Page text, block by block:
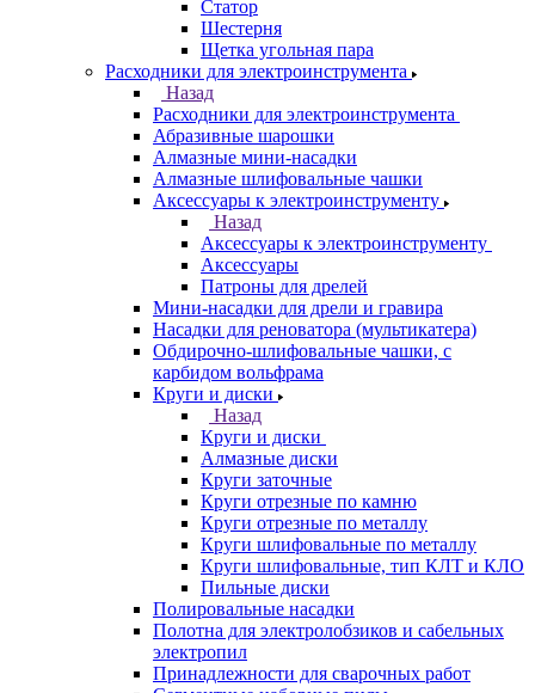
Статор
Шестерня
Щетка угольная пара
Расходники для электроинструмента
Назад
Расходники для электроинструмента
Абразивные шарошки
Алмазные мини-насадки
Алмазные шлифовальные чашки
Аксессуары к электроинструменту
Назад
Аксессуары к электроинструменту
Аксессуары
Патроны для дрелей
Мини-насадки для дрели и гравира
Насадки для реноватора (мультикатера)
Обдирочно-шлифовальные чашки, с
карбидом вольфрама
Круги и диски
Назад
Круги и диски
Алмазные диски
Круги заточные
Круги отрезные по камню
Круги отрезные по металлу
Круги шлифовальные по металлу
Круги шлифовальные, тип КЛТ и КЛО
Пильные диски
Полировальные насадки
Полотна для электролобзиков и сабельных
электропил
Принадлежности для сварочных работ